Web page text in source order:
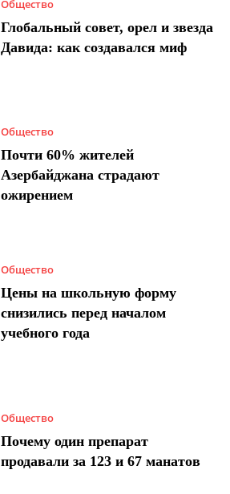
Общество
Глобальный совет, орел и звезда
Давида: как создавался миф
Общество
Почти 60% жителей
Азербайджана страдают
ожирением
Общество
Цены на школьную форму
снизились перед началом
учебного года
Общество
Почему один препарат
продавали за 123 и 67 манатов